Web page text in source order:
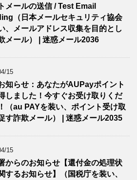
メールの送信 / Test Email
（日本メールセキュリティ協会
、メールアドレス収集を目的とし
メール） | 迷惑メール2036
15
知らせ：あなたがAUPayポイント
しました！今すぐお受け取りくだ
（au PAYを装い、ポイント受け取
す詐欺メール） | 迷惑メール2035
15
からのお知らせ【還付金の処理状
するお知らせ】（国税庁を装い、